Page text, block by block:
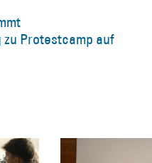
Protestcamp auf